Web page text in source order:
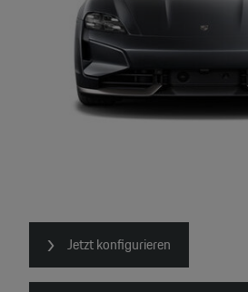
Jetzt konfigurieren